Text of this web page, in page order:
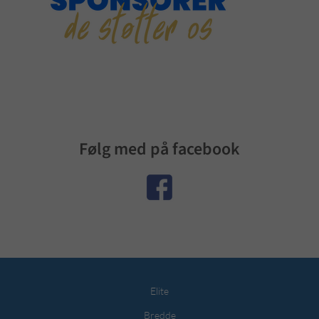
Følg med på facebook
Elite
Bredde